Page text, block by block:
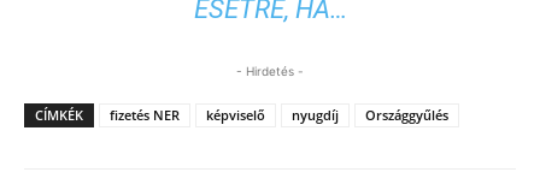
ESETRE, HA…
- Hirdetés -
CÍMKÉK fizetés NER képviselő nyugdíj Országgyűlés